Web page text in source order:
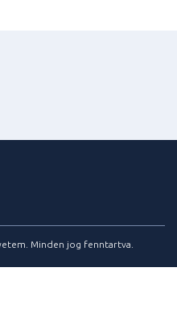
Minden jog fenntartva.